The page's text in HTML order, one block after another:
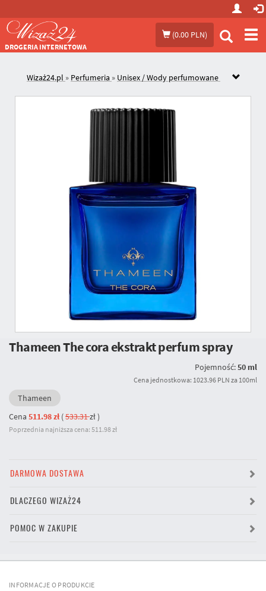
(0.00 PLN)
DROGERIA INTERNETOWA
Wizaż24.pl » Perfumeria » Unisex / Wody perfumowane
Thameen The cora ekstrakt perfum spray
Pojemność:50 ml
Cena jednostkowa: 1023.96 PLN za 100ml
Thameen
Cena 511.98 zł(533.31zł)
Poprzednia najniższa cena: 511.98 zł
DARMOWA DOSTAWA
DLACZEGO WIZAŻ24
POMOC W ZAKUPIE
INFORMACJE O PRODUKCIE